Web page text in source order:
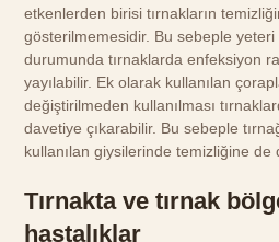
etkenlerden birisi tırnakların
gösterilmemesidir. Bu sebeple
durumunda tırnaklarda enfeksiyon
yayılabilir. Ek olarak kullanılan
değiştirilmeden kullanılması
davetiye çıkarabilir. Bu sebeple
kullanılan giysilerinde temizliğine de
Tırnakta ve tırnak
hastalıklar